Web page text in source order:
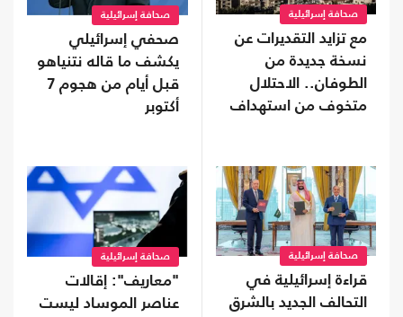
صحافة إسرائيلية
مع تزايد التقديرات عن
نسخة جديدة من
الطوفان.. الاحتلال
متخوف من استهداف
صحافة إسرائيلية
صحفي إسرائيلي
يكشف ما قاله نتنياهو
قبل أيام من هجوم 7
أكتوبر
صحافة إسرائيلية
قراءة إسرائيلية في
التحالف الجديد بالشرق
صحافة إسرائيلية
"معاريف": إقالات
عناصر الموساد ليست